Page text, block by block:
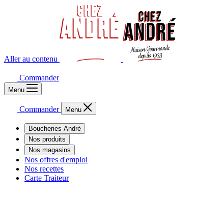
Aller au contenu
Commander
Menu
Commander Menu
Boucheries André
Nos produits
Nos magasins
Nos offres d'emploi
Nos recettes
Carte Traiteur